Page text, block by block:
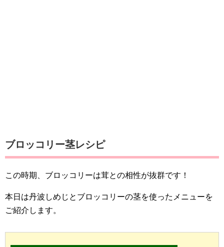
ブロッコリー茎レシピ
この時期、ブロッコリーは茸との相性が抜群です！
本日は丹波しめじとブロッコリーの茎を使ったメニューを
ご紹介します。